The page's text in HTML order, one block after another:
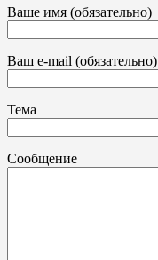
Ваше имя (обязательно)
Ваш e-mail (обязательно)
Тема
Сообщение